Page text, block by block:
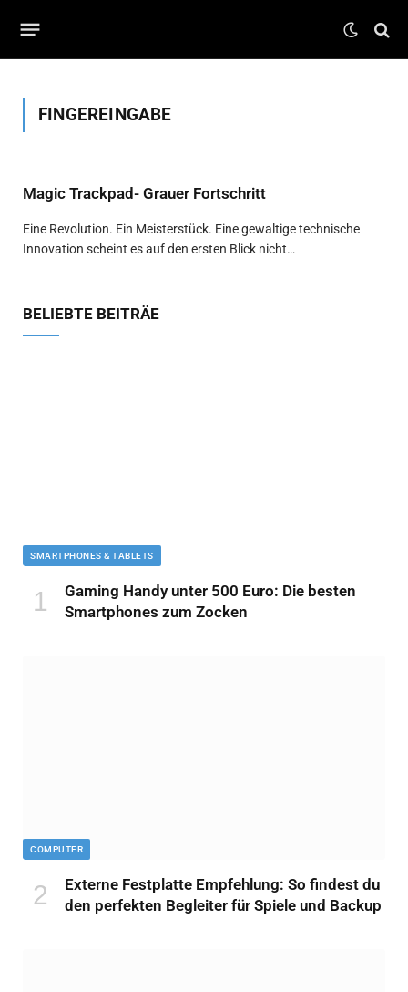
FINGEREINGABE
Magic Trackpad- Grauer Fortschritt
Eine Revolution. Ein Meisterstück. Eine gewaltige technische
Innovation scheint es auf den ersten Blick nicht…
BELIEBTE BEITRÄE
SMARTPHONES & TABLETS
Gaming Handy unter 500 Euro: Die besten
Smartphones zum Zocken
COMPUTER
Externe Festplatte Empfehlung: So findest du
den perfekten Begleiter für Spiele und Backup